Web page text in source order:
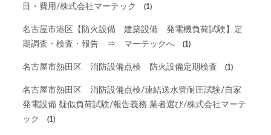
目・費用/株式会社マーテック
(1)
名古屋市港区【防火設備 建築設備 発電機負荷試験】定
期調査・検査・報告 ⇒ マーテックへ
(1)
名古屋市熱田区 消防設備点検 防火設備定期検査 (1)
名古屋市熱田区 消防設備点検/連結送水管耐圧試験/自家
発電設備 疑似負荷試験/報告義務 業者選び/株式会社マーテ
ック
(1)